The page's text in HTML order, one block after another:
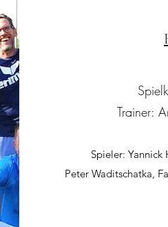
Trainer:
Spieler: Yannick
Peter Waditschatka,